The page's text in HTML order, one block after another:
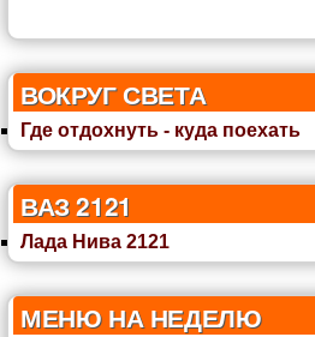
ВОКРУГ СВЕТА
Где отдохнуть - куда поехать
ВАЗ 2121
Лада Нива 2121
МЕНЮ НА НЕДЕЛЮ